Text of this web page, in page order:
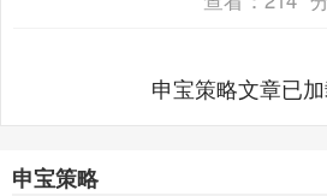
申宝策略文章已
申宝策略